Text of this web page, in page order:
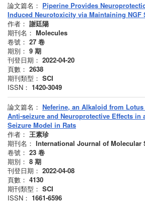
論文篇名： Piperine Provides
Induced Neurotoxicity via Maintaining NGF
作者： 謝廷陽
期刊名： Molecules
卷號： 27 卷
期別： 9 期
刊登日期： 2022-04-20
頁數： 2638
期刊類型： SCI
ISSN： 1420-3049
論文篇名： Neferine, an Alkaloid from
Anti-seizure and Neuroprotective Effects in
Seizure Model in Rats
作者： 王素珍
期刊名： International Journal of Molecular
卷號： 23 卷
期別： 8 期
刊登日期： 2022-04-08
頁數： 4130
期刊類型： SCI
ISSN： 1661-6596